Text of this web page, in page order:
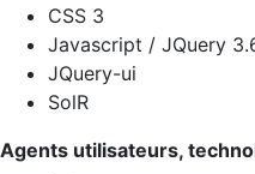
CSS 3
Javascript / JQuery
JQuery-ui
SolR
Agents utilisateurs,